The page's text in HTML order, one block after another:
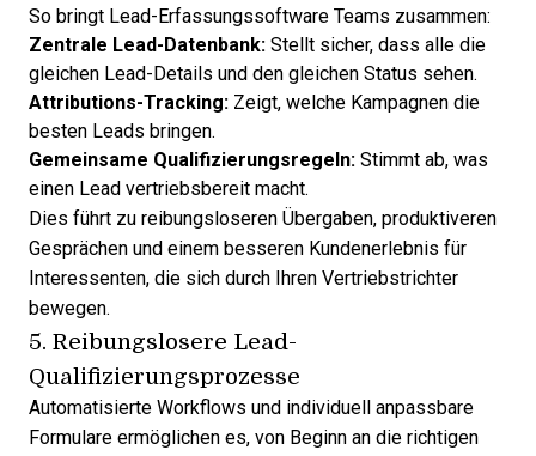
So bringt Lead-Erfassungssoftware Teams zusammen:
Zentrale Lead-Datenbank: Stellt sicher, dass alle die
gleichen Lead-Details und den gleichen Status sehen.
Attributions-Tracking: Zeigt, welche Kampagnen die
besten Leads bringen.
Gemeinsame Qualifizierungsregeln: Stimmt ab, was
einen Lead vertriebsbereit macht.
Dies führt zu reibungsloseren Übergaben, produktiveren
Gesprächen und einem besseren Kundenerlebnis für
Interessenten, die sich durch Ihren Vertriebstrichter
bewegen.
5. Reibungslosere Lead-
Qualifizierungsprozesse
Automatisierte Workflows und individuell anpassbare
Formulare ermöglichen es, von Beginn an die richtigen